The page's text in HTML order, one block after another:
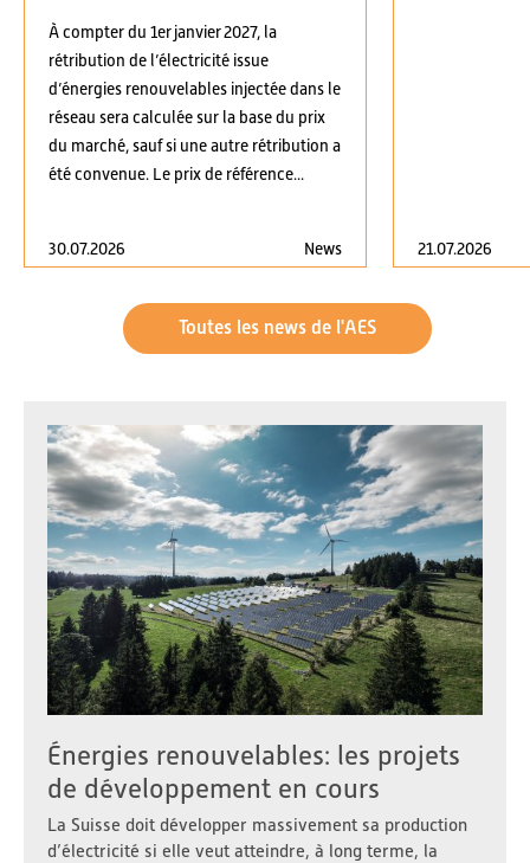
À compter du 1er janvier 2027, la
rétribution de l’électricité issue
d’énergies renouvelables injectée dans le
réseau sera calculée sur la base du prix
du marché, sauf si une autre rétribution a
été convenue. Le prix de référence...
30.07.2026 News 21.07.2026
Toutes les news de l'AES
Énergies renouvelables: les projets
de développement en cours
La Suisse doit développer massivement sa production
d’électricité si elle veut atteindre, à long terme, la